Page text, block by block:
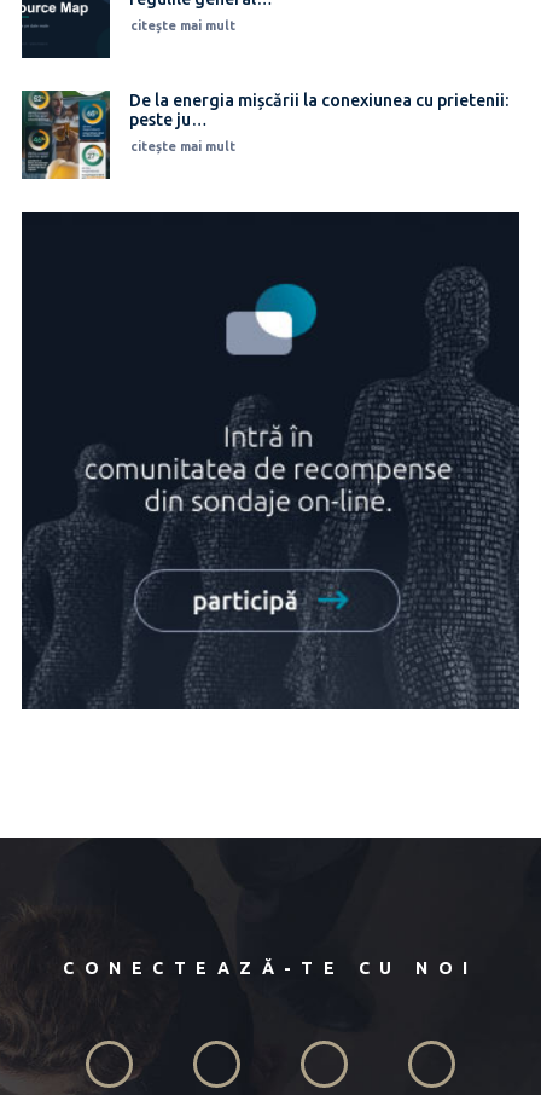
citește mai mult
De la energia mișcării la conexiunea cu prietenii:
peste ju…
citește mai mult
CONECTEAZĂ-TE CU NOI